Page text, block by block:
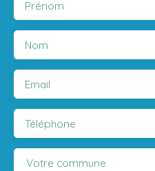
Prénom
Nom
Email
Téléphone
Votre commune